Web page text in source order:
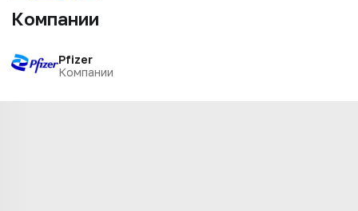
Компании
Pfizer
Компании